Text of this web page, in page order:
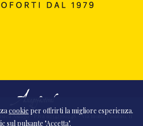
Asiago - P.Iva 02342390248 - Via monte Pasubio, 11
- 36010 Zanè (VI) Italia
cookie per offrirti la migliore esperienza.
sul pulsante "Accetta".